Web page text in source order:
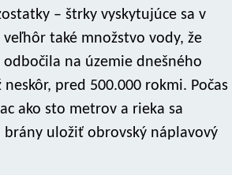
– štrky vyskytujúce sa v
také množstvo vody, že
na územie dnešného
pred 500.000 rokmi. Počas
ako sto metrov a rieka sa
uložiť obrovský náplavový